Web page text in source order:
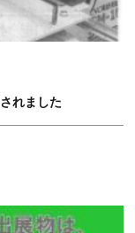
れました